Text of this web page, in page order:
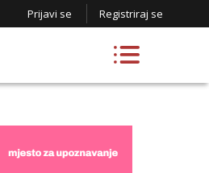
Prijavi se Registriraj se